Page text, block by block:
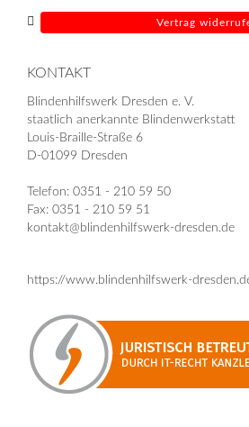
Vertrag
KONTAKT
Blindenhilfswerk Dresden e. V.
staatlich anerkannte Blindenwerkstatt
Louis-Braille-Straße 6
D-01099 Dresden
Telefon: 0351 - 210 59 50
Fax: 0351 - 210 59 51
kontakt@blindenhilfswerk-dresden.de
https://www.blindenhilfswerk-